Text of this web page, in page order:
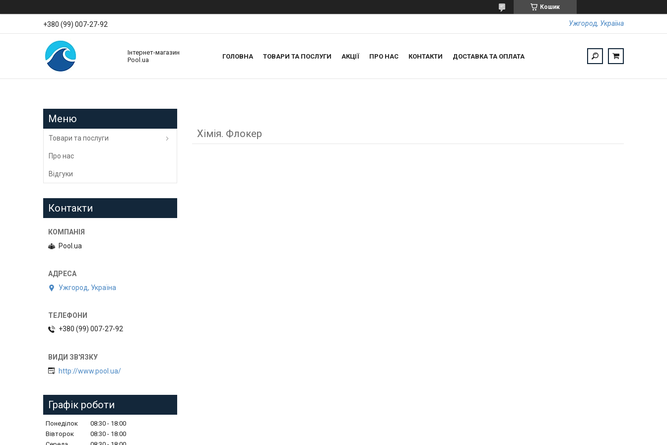
Кошик
+380 (99) 007-27-92 Ужгород, Україна
Інтернет-магазин
Pool.ua
ГОЛОВНА ТОВАРИ ТА ПОСЛУГИ АКЦІЇ ПРО НАС КОНТАКТИ ДОСТАВКА ТА ОПЛАТА
Хімія. Флокер
Товари та послуги
Про нас
Відгуки
Контакти
Pool.ua
Ужгород, Україна
+380 (99) 007-27-92
http://www.pool.ua/
Графік роботи
Понеділок 08:30
18:00
Вівторок
08:30
18:00